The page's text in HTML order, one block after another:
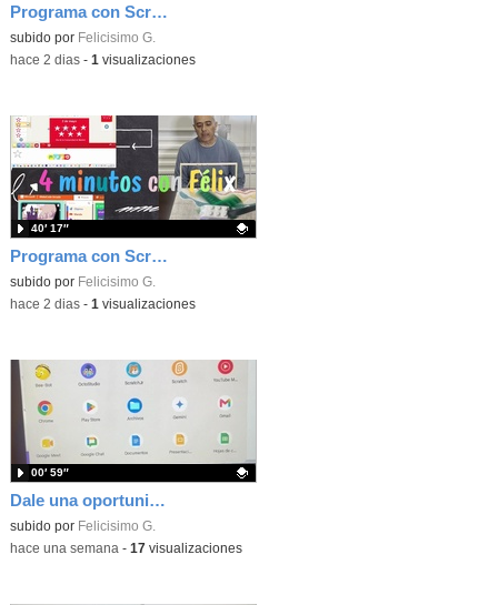
Programa con Scratch, 8 diferentes juegos para vivir la emoción de los partidos de España en el mundial 2026
Contenido educativo.
subido por Felicisimo G.
-hace 2 dias- 1 visualizaciones
Programa con Scratch juegos con los partidos del mundial 2026 ganados por España
Contenido educativo.
subido por Felicisimo G.
40′ 17″
-hace 2 dias- 1 visualizaciones
Dale una oportunidad a los Chromebooks y utiliza un proyector para realizar talleres si no tienes pantallas táctiles
Contenido educativo.
subido por Felicisimo G.
00′ 59″
-hace una semana - 17 visualizaciones